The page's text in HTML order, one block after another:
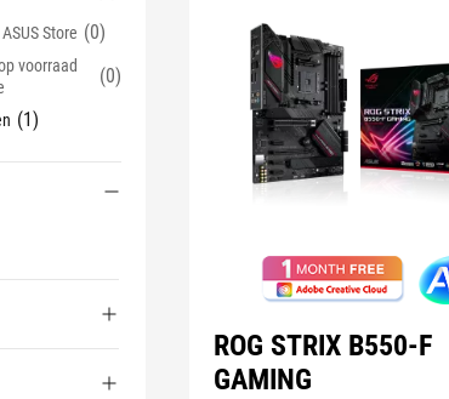
Store (0)
voorraad
(0)
(1)
ROG STRIX B550-F
GAMING